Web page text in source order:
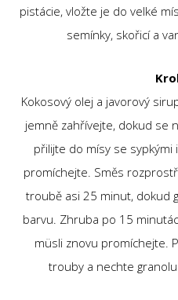
pistácie, vložte je do velké
semínky, skořicí a
Kokosový olej a javorový
jemně zahřívejte, dokud se
přilijte do mísy se
promíchejte. Směs
troubě asi 25 minut, dokud
barvu. Zhruba po 15
müsli znovu promíchejte.
trouby a nechte